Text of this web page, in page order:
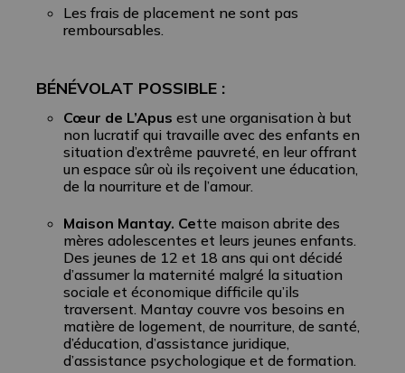
Les frais de placement ne sont pas
remboursables.
BÉNÉVOLAT POSSIBLE :
Cœur de L’Apus est une organisation à but
non lucratif qui travaille avec des enfants en
situation d’extrême pauvreté, en leur offrant
un espace sûr où ils reçoivent une éducation,
de la nourriture et de l’amour.
Maison Mantay. Cette maison abrite des
mères adolescentes et leurs jeunes enfants.
Des jeunes de 12 et 18 ans qui ont décidé
d’assumer la maternité malgré la situation
sociale et économique difficile qu’ils
traversent. Mantay couvre vos besoins en
matière de logement, de nourriture, de santé,
d’éducation, d’assistance juridique,
d’assistance psychologique et de formation.